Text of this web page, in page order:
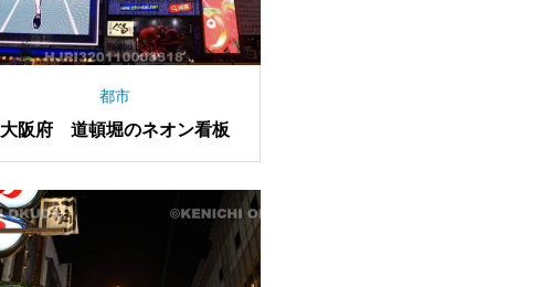
都市
大阪府 道頓堀のネオン看板